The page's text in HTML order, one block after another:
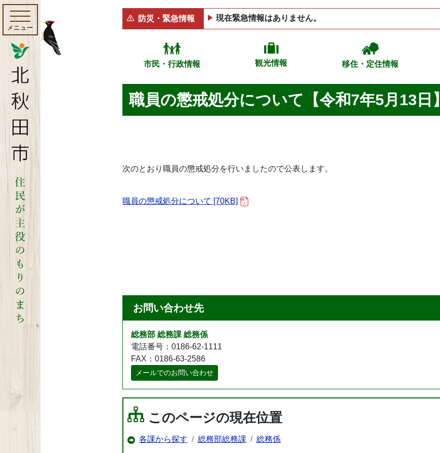
メニュー
防災・緊急情報 現在緊急情報はありません。
市民・行政情報 観光情報 移住・定住情報
職員の懲戒処分について【令和7年5月13日】
次のとおり職員の懲戒処分を行いましたので公表します。
職員の懲戒処分について [70KB]
お問い合わせ先
総務部 総務課 総務係
電話番号：0186-62-1111
FAX：0186-63-2586
メールでのお問い合わせ
このページの現在位置
各課から探す 総務部総務課 総務係